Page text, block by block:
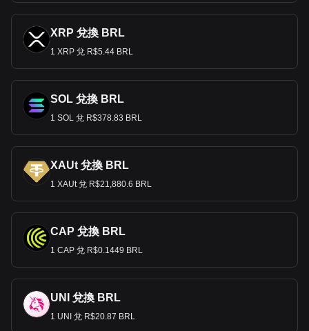
XRP 兌換 BRL
1 XRP 兌 R$5.44 BRL
SOL 兌換 BRL
1 SOL 兌 R$378.83 BRL
XAUt 兌換 BRL
1 XAUt 兌 R$21,880.6 BRL
CAP 兌換 BRL
1 CAP 兌 R$0.1449 BRL
UNI 兌換 BRL
1 UNI 兌 R$20.87 BRL